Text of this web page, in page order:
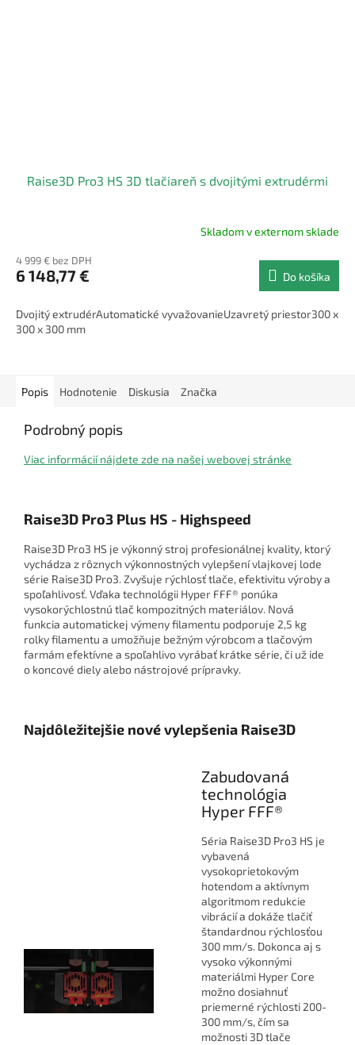
Raise3D Pro3 HS 3D tlačiareň s dvojitými extrudérmi
Skladom v externom sklade
4 999 € bez DPH
6 148,77 € Do košíka
Dvojitý extrudérAutomatické vyvažovanieUzavretý priestor300 x
300 x 300 mm
Popis Hodnotenie Diskusia Značka
Podrobný popis
Viac informácií nájdete zde na našej webovej stránke
Raise3D Pro3 Plus HS - Highspeed
Raise3D Pro3 HS je výkonný stroj profesionálnej kvality, ktorý
vychádza z rôznych výkonnostných vylepšení vlajkovej lode
série Raise3D Pro3. Zvyšuje rýchlosť tlače, efektivitu výroby a
spoľahlivosť. Vďaka technológii Hyper FFF® ponúka
vysokorýchlostnú tlač kompozitných materiálov. Nová
funkcia automatickej výmeny filamentu podporuje 2,5 kg
rolky filamentu a umožňuje bežným výrobcom a tlačovým
farmám efektívne a spoľahlivo vyrábať krátke série, či už ide
o koncové diely alebo nástrojové prípravky.
Najdôležitejšie nové vylepšenia Raise3D
Zabudovaná
technológia
Hyper FFF®
Séria Raise3D Pro3 HS je
vybavená
vysokoprietokovým
hotendom a aktívnym
algoritmom redukcie
vibrácií a dokáže tlačiť
štandardnou rýchlosťou
300 mm/s. Dokonca aj s
vysoko výkonnými
materiálmi Hyper Core
možno dosiahnuť
priemerné rýchlosti 200-
300 mm/s, čím sa
možnosti 3D tlače